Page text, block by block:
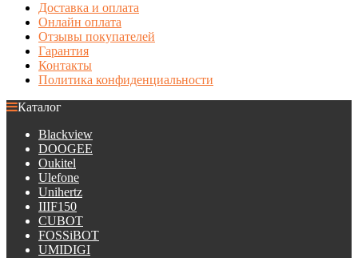
Доставка и оплата
Онлайн оплата
Отзывы покупателей
Гарантия
Контакты
Политика конфиденциальности
Каталог
Blackview
DOOGEE
Oukitel
Ulefone
Unihertz
IIIF150
CUBOT
FOSSiBOT
UMIDIGI